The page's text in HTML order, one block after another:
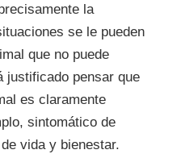
la
se le pueden
que no puede
justificado pensar que
es claramente
sintomático de
vida y bienestar.